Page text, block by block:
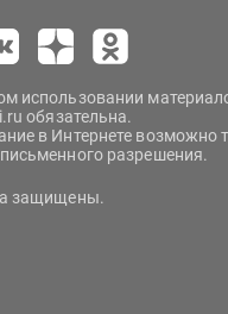
использовании
обязательна.
в Интернете возможно
разрешения.
защищены.